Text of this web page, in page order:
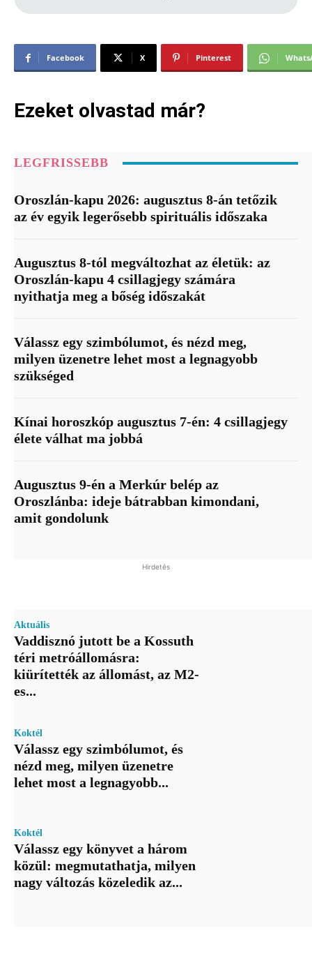
Facebook X Pinterest
Ezeket olvastad már?
LEGFRISSEBB
Oroszlán-kapu 2026: augusztus 8-án tetőzik
az év egyik legerősebb spirituális időszaka
Augusztus 8-tól megváltozhat az életük: az
Oroszlán-kapu 4 csillagjegy számára
nyithatja meg a bőség időszakát
Válassz egy szimbólumot, és nézd meg,
milyen üzenetre lehet most a legnagyobb
szükséged
Kínai horoszkóp augusztus 7-én: 4 csillagjegy
élete válhat ma jobbá
Augusztus 9-én a Merkúr belép az
Oroszlánba: ideje bátrabban kimondani,
amit gondolunk
Hirdetés
Aktuális
Vaddisznó jutott be a Kossuth
téri metróállomásra:
kiürítették az állomást, az M2-
es...
Koktél
Válassz egy szimbólumot, és
nézd meg, milyen üzenetre
lehet most a legnagyobb...
Koktél
Válassz egy könyvet a három
közül: megmutathatja, milyen
nagy változás közeledik az...